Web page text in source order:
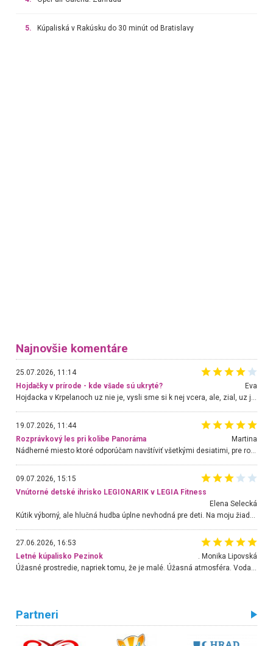
5. Kúpaliská v Rakúsku do 30 minút od Bratislavy
Najnovšie komentáre
25.07.2026, 11:14
Hojdačky v prírode - kde všade sú ukryté?
Eva
Hojdacka v Krpelanoch uz nie je, vysli sme si k nej vcera, ale, zial, uz je znicena. Ak sem planujete cestu len kvoli hojdacke, mozete si ju usetrit. Krasny vyhlad je tu vsak aj bez hojdacky :-)
19.07.2026, 11:44
Rozprávkový les pri kolibe Panoráma
Martina
Nádherné miesto ktoré odporúčam navštíviť všetkými desiatimi, pre rodiny s deťmi, dôchodcom... Proste a jednoducho ozaj rozprávkový les.. určite ešte prídeme. Odniesli sme si na pamiatku krásne tričká,
09.07.2026, 15:15
Vnútorné detské ihrisko LEGIONARIK v LEGIA Fitness
Elena Selecká
27.06.2026, 16:53
Letné kúpalisko Pezinok
. Monika Lipovská
Úžasné prostredie, napriek tomu, že je malé. Úžasná atmosféra. Voda fantastická a nádherná. Ľudí je pomerne veľa, ale su mili a ohľaduplní. Je veľmi zaujímavé sledovať, ako dokážu spolu športovať cudzí ľudia a bez ohľadu na vek. Vládne tu pohoda. Vnuka neviem dostať z vody. Ďakujem za krásny deň . Urcite sa sem vrátim. Jediný problém je s parkovaním, ale aj ten sa mi podarilo vyriešiť. Monika Bratislava
Partneri